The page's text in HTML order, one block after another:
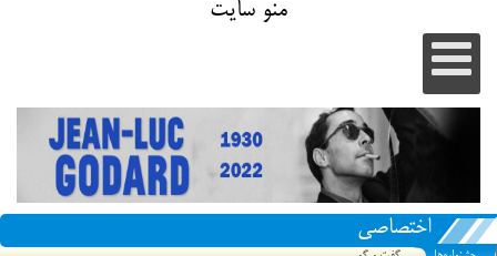
منو سایت
اختصاصی